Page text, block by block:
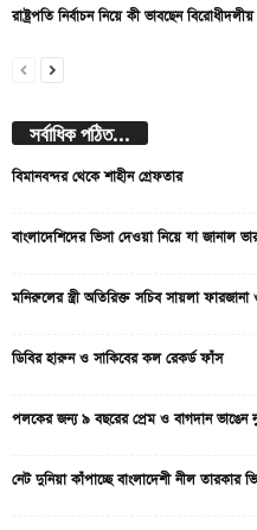
রাষ্ট্রপতি নির্বাচন নিয়ে কী ভাবছেন
সর্বাধিক পঠিত...
বিমানবন্দর থেকে শাহীন গ্রেফতার
বাংলাদেশিদের ভিসা দেওয়া নিয়ে যা জানাল
মনিরুলের স্ত্রী অতিরিক্ত সচিব সায়লা
ডিবির হারুন ও সাকিবের কল রেকর্ড ফাঁস
পলকের জন্য ৯ বছরের প্রেম ও বাগদান
নেট দুনিয়া কাঁপাচ্ছে বাংলাদেশী নীল তারকার